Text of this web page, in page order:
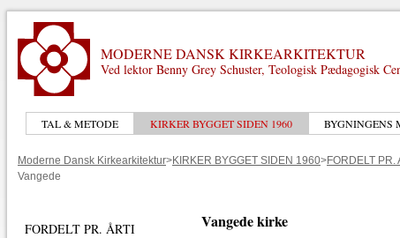
MODERNE DANSK KIRKEARKITEKTUR
Ved lektor Benny Grey Schuster, Teologisk Pædagogisk
TAL & METODE KIRKER BYGGET SIDEN 1960 BYGNINGENS
Moderne Dansk Kirkearkitektur>KIRKER BYGGET SIDEN 1960>FORDELT PR.
Vangede
FORDELT PR. ÅRTI Vangede kirke